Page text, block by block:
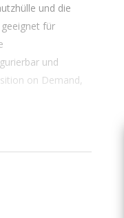
und die
für
und
on Demand,
und
ein Gerät